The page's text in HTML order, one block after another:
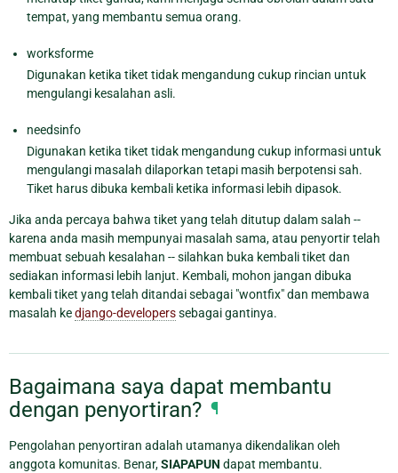
tempat, yang membantu semua orang.
worksforme
Digunakan ketika tiket tidak mengandung cukup rincian untuk
mengulangi kesalahan asli.
needsinfo
Digunakan ketika tiket tidak mengandung cukup informasi untuk
mengulangi masalah dilaporkan tetapi masih berpotensi sah.
Tiket harus dibuka kembali ketika informasi lebih dipasok.
Jika anda percaya bahwa tiket yang telah ditutup dalam salah --
karena anda masih mempunyai masalah sama, atau penyortir telah
membuat sebuah kesalahan -- silahkan buka kembali tiket dan
sediakan informasi lebih lanjut. Kembali, mohon jangan dibuka
kembali tiket yang telah ditandai sebagai "wontfix" dan membawa
masalah kedjango-developerssebagai gantinya.
Bagaimana saya dapat membantu
dengan penyortiran? ¶
Pengolahan penyortiran adalah utamanya dikendalikan oleh
anggota komunitas. Benar,SIAPAPUN dapat membantu.